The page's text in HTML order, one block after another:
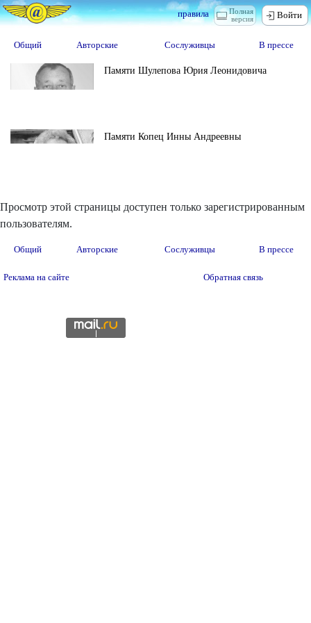
Полная
версия
правила Войти
Общий Авторские Сослуживцы В прессе
Памяти Шулепова Юрия Леонидовича
Памяти Копец Инны Андреевны
Просмотр этой страницы доступен только зарегистрированным
пользователям.
Общий Авторские Сослуживцы В прессе
Реклама на сайте Обратная связь